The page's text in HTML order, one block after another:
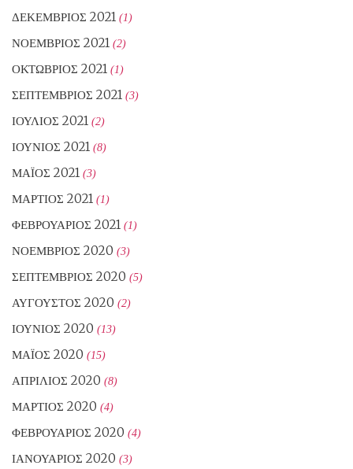
ΔΕΚΈΜΒΡΙΟΣ 2021 (1)
ΝΟΈΜΒΡΙΟΣ 2021 (2)
ΟΚΤΏΒΡΙΟΣ 2021 (1)
ΣΕΠΤΈΜΒΡΙΟΣ 2021 (3)
ΙΟΎΛΙΟΣ 2021 (2)
ΙΟΎΝΙΟΣ 2021 (8)
ΜΆΙΟΣ 2021 (3)
ΜΆΡΤΙΟΣ 2021 (1)
ΦΕΒΡΟΥΆΡΙΟΣ 2021 (1)
ΝΟΈΜΒΡΙΟΣ 2020 (3)
ΣΕΠΤΈΜΒΡΙΟΣ 2020 (5)
ΑΎΓΟΥΣΤΟΣ 2020 (2)
ΙΟΎΝΙΟΣ 2020 (13)
ΜΆΙΟΣ 2020 (15)
ΑΠΡΊΛΙΟΣ 2020 (8)
ΜΆΡΤΙΟΣ 2020 (4)
ΦΕΒΡΟΥΆΡΙΟΣ 2020 (4)
ΙΑΝΟΥΆΡΙΟΣ 2020 (3)